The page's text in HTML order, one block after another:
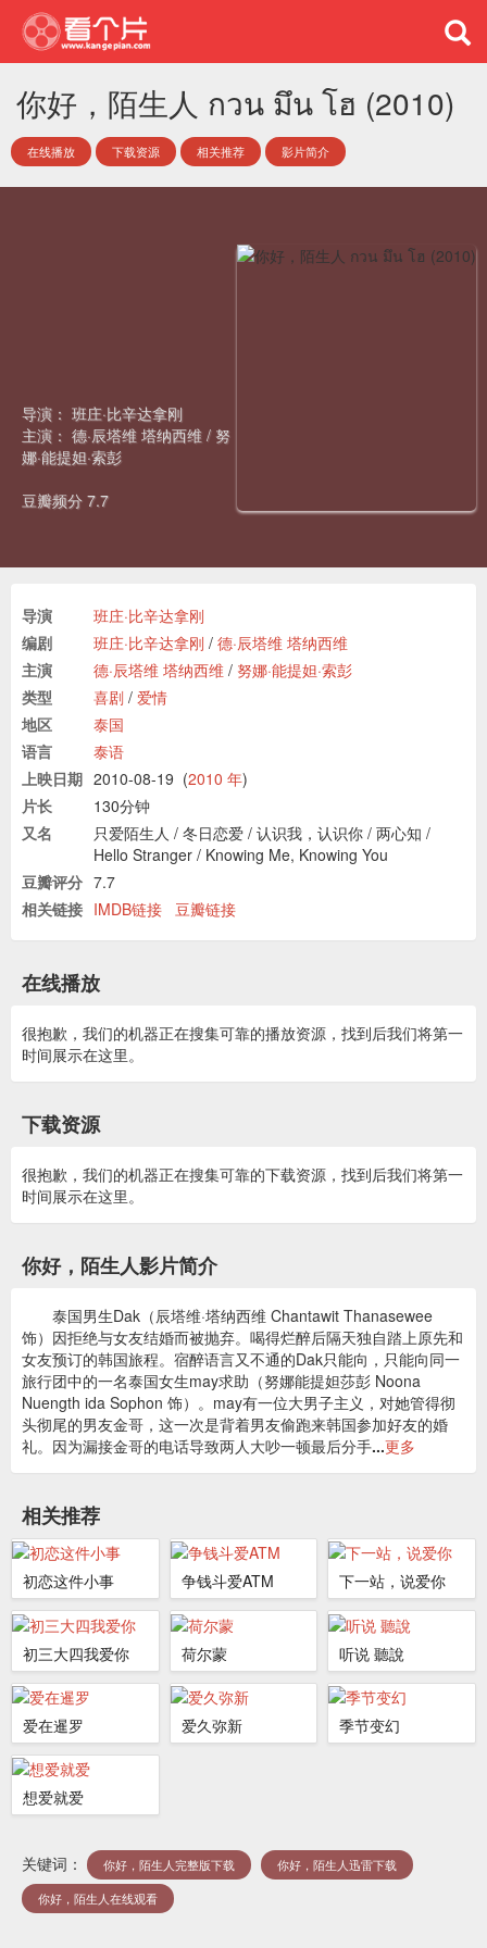
你好，陌生人 กวน มึน โฮ (2010)
在线播放 下载资源 相关推荐 影片简介
导演： 班庄·比辛达拿刚
主演： 德·辰塔维 塔纳西维 / 努
娜·能提妲·索彭
豆瓣频分 7.7
导演
班庄·比辛达拿刚
编剧
班庄·比辛达拿刚 / 德·辰塔维 塔纳西维
主演
德·辰塔维 塔纳西维 / 努娜·能提妲·索彭
类型
喜剧 / 爱情
地区
泰国
语言
泰语
上映日期 2010-08-19 (2010 年)
片长
130分钟
又名
只爱陌生人 / 冬日恋爱 / 认识我，认识你 / 两心知 /
Hello Stranger / Knowing Me, Knowing You
豆瓣评分 7.7
相关链接 IMDB链接 豆瓣链接
在线播放
很抱歉，我们的机器正在搜集可靠的播放资源，找到后我们将第一
时间展示在这里。
下载资源
很抱歉，我们的机器正在搜集可靠的下载资源，找到后我们将第一
时间展示在这里。
你好，陌生人影片简介
泰国男生Dak（辰塔维·塔纳西维 Chantawit Thanasewee
饰）因拒绝与女友结婚而被抛弃。喝得烂醉后隔天独自踏上原先和
女友预订的韩国旅程。宿醉语言又不通的Dak只能向，只能向同一
旅行团中的一名泰国女生may求助（努娜能提妲莎彭 Noona
Nuength ida Sophon 饰）。may有一位大男子主义，对她管得彻
头彻尾的男友金哥，这一次是背着男友偷跑来韩国参加好友的婚
礼。因为漏接金哥的电话导致两人大吵一顿最后分手...更多
相关推荐
初恋这件小事 争钱斗爱ATM 下一站，说爱你
初三大四我爱你 荷尔蒙 听说 聽說
爱在暹罗 爱久弥新 季节变幻
想爱就爱
关键词： 你好，陌生人完整版下载 你好，陌生人迅雷下载
你好，陌生人在线观看